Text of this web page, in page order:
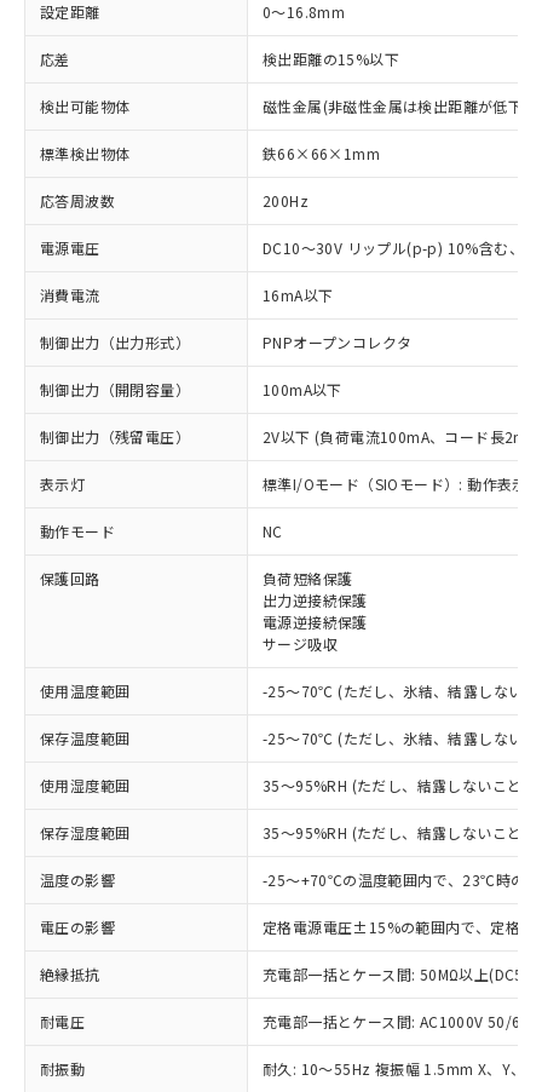
設定距離 0～16.8mm
応差 検出距離の15%以下
検出可能物体 磁性金属(非磁性金属は検出距離が低下し
標準検出物体 鉄66×66×1mm
応答周波数 200Hz
電源電圧 DC10～30V リップル(p-p) 10%含む、
消費電流 16mA以下
制御出力（出力形式） PNPオープンコレクタ
制御出力（開閉容量） 100mA以下
制御出力（残留電圧） 2V以下 (負荷電流100mA、コード長2m
表示灯 標準I/Oモード（SIOモード）: 動作表示
動作モード NC
保護回路
負荷短絡保護
出力逆接続保護
電源逆接続保護
サージ吸収
使用温度範囲 -25～70℃ (ただし、氷結、結露しないこ
保存温度範囲 -25～70℃ (ただし、氷結、結露しないこ
使用湿度範囲 35～95%RH (ただし、結露しないこと)
保存湿度範囲 35～95%RH (ただし、結露しないこと)
温度の影響 -25～+70℃の温度範囲内で、23℃時の
電圧の影響 定格電源電圧±15%の範囲内で、定格
絶縁抵抗 充電部一括とケース間: 50MΩ以上
耐電圧 充電部一括とケース間: AC1000V 50/
耐振動 耐久: 10～55Hz 複振幅 1.5mm X、Y、Z
ご利用条件
以下の条件をお読みいただき、同意のうえ
本サービスは、当社制御機器事業取扱
商品の当社在庫状況および標準価格
(税抜)を提供させていただくもので
当社制御機器事業取扱商品の中には、
本サービスの対象外となる商品もある
ことをご了承ください。
在庫状況および標準価格照会結果は、
記載している更新日時点での社内デー
※1 対応状況
対応済み：EU RoHS指令（10物質）の
非含有に対応した製品が提供可能な商品で
対応予定：EU RoHS指令（10物質）の非含
商品です。
対応予定なし：EU RoHS指令（10物質）の
非含有に非対応の商品で、対応品を出す予
定はありません。
調査・確認中：EU RoHS指令（10物質）の
非含有の対応状況を調査中または確認中の
非該当品：ライセンス料など無形物で、有
害物質有無と関係のない商品です。
仕入先様の事情により、非含有部品として
いたものが、含有品と判明した場合などや
むを得ず変更することがあります。
*EU RoHS指令（10物質）：
※1 中国RoHS○×表
「○」：最大均質材料含有率が中国RoHSの
基準値以下であることを示します。
「×」：最大均質材料含有率が中国RoHSの
基準値を超えていることを示します。
「－」：未確認です。当社販売部門へお問
い合わせください。
当社は、これら貴社製品のうち、外国
為替および外国貿易法に定める商品
（以下｢規制貨物等」という）を輸出